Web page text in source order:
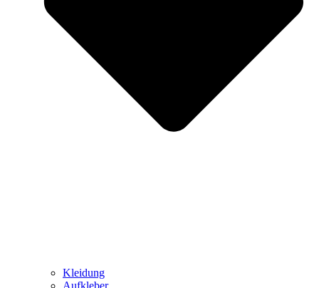
Kleidung